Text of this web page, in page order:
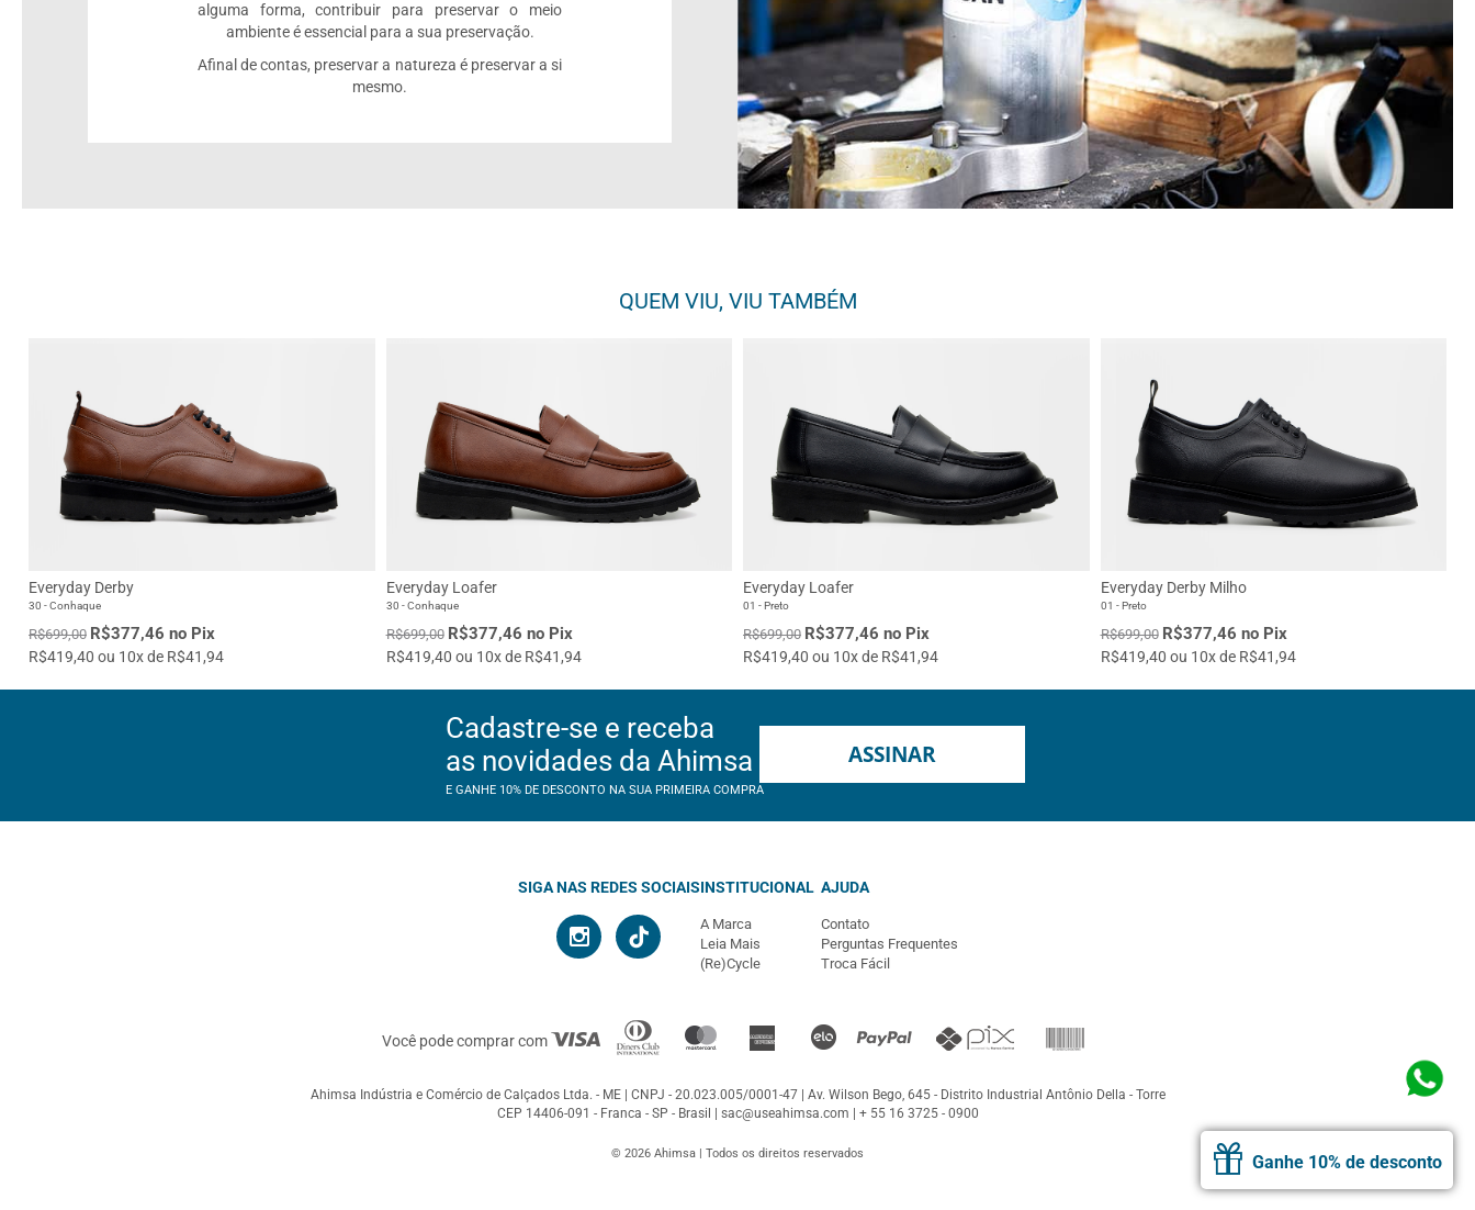
Ganhe 10% de desconto
alguma forma, contribuir para preservar o meio
ambiente é essencial para a sua preservação.
Afinal de contas, preservar a natureza é preservar a si
mesmo.
QUEM VIU, VIU TAMBÉM
Everyday Derby
30 - Conhaque
R$699,00 R$377,46 no Pix
R$419,40 ou 10x de R$41,94
Everyday Loafer
30 - Conhaque
R$699,00 R$377,46 no Pix
R$419,40 ou 10x de R$41,94
Everyday Loafer
01 - Preto
R$699,00 R$377,46 no Pix
R$419,40 ou 10x de R$41,94
Everyday Derby Milho
01 - Preto
R$699,00 R$377,46 no Pix
R$419,40 ou 10x de R$41,94
Cadastre-se e receba
as novidades da Ahimsa
E GANHE 10% DE DESCONTO NA SUA PRIMEIRA COMPRA
ASSINAR
SIGA NAS REDES SOCIAISINSTITUCIONAL
A Marca
Leia Mais
(Re)Cycle
AJUDA
Contato
Perguntas Frequentes
Troca Fácil
Você pode comprar com
Ahimsa Indústria e Comércio de Calçados Ltda. - ME CNPJ - 20.023.005/0001-47
Av. Wilson Bego, 645 - Distrito Industrial Antônio Della - Torre
CEP 14406-091 - Franca - SP - Brasil | sac@useahimsa.com + 55 16 3725 - 0900
© 2026 Ahimsa | Todos os direitos reservados